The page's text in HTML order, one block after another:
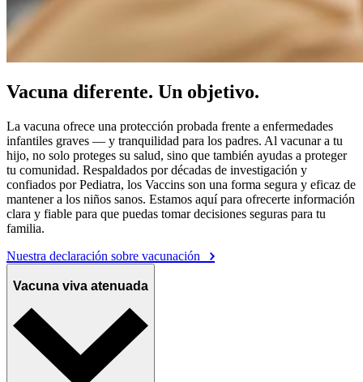
Vacuna diferente. Un objetivo.
La vacuna ofrece una protección probada frente a enfermedades
infantiles graves — y tranquilidad para los padres. Al vacunar a tu
hijo, no solo proteges su salud, sino que también ayudas a proteger
tu comunidad. Respaldados por décadas de investigación y
confiados por Pediatra, los Vaccins son una forma segura y eficaz de
mantener a los niños sanos. Estamos aquí para ofrecerte información
clara y fiable para que puedas tomar decisiones seguras para tu
familia.
Nuestra declaración sobre vacunación
Vacuna viva atenuada